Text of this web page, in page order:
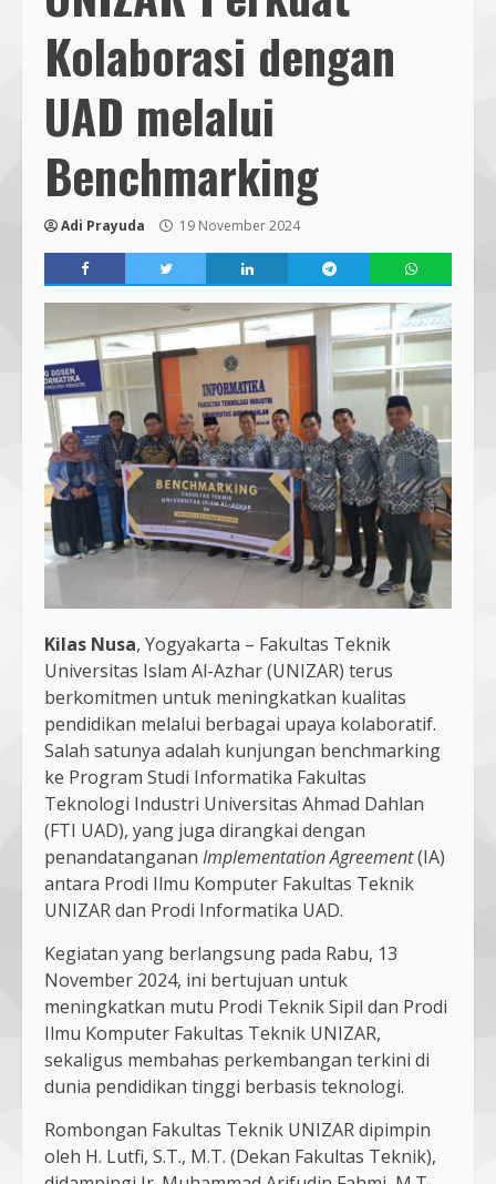
Kolaborasi dengan
UAD melalui
Benchmarking
Adi Prayuda 19 November 2024
Kilas Nusa, Yogyakarta – Fakultas Teknik
Universitas Islam Al-Azhar (UNIZAR) terus
berkomitmen untuk meningkatkan kualitas
pendidikan melalui berbagai upaya kolaboratif.
Salah satunya adalah kunjungan benchmarking
ke Program Studi Informatika Fakultas
Teknologi Industri Universitas Ahmad Dahlan
(FTI UAD), yang juga dirangkai dengan
penandatanganan Implementation Agreement(IA)
antara Prodi Ilmu Komputer Fakultas Teknik
UNIZAR dan Prodi Informatika UAD.
Kegiatan yang berlangsung pada Rabu, 13
November 2024, ini bertujuan untuk
meningkatkan mutu Prodi Teknik Sipil dan Prodi
Ilmu Komputer Fakultas Teknik UNIZAR,
sekaligus membahas perkembangan terkini di
dunia pendidikan tinggi berbasis teknologi.
Rombongan Fakultas Teknik UNIZAR dipimpin
oleh H. Lutfi, S.T., M.T. (Dekan Fakultas Teknik),